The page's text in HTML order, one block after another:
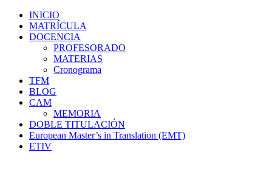
INICIO
MATRÍCULA
DOCENCIA
PROFESORADO
MATERIAS
Cronograma
TFM
BLOG
CAM
MEMORIA
DOBLE TITULACIÓN
European Master’s in Translation (EMT)
ETIV